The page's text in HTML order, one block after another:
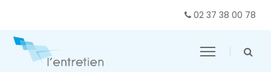
02 37 38 00 78